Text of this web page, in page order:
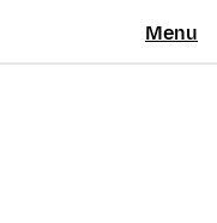
Menu